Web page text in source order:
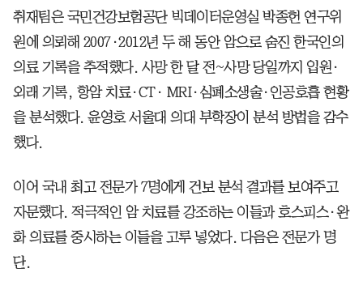
취재팀은 국민건강보험공단 빅데이터운영실 박종헌 연구위
원에 의뢰해 2007·2012년 두 해 동안 암으로 숨진 한국인의
의료 기록을 추적했다. 사망 한 달 전~사망 당일까지 입원·
외래 기록, 항암 치료·CT· MRI·심폐소생술·인공호흡 현황
을 분석했다. 윤영호 서울대 의대 부학장이 분석 방법을 감수
했다.
이어 국내 최고 전문가 7명에게 건보 분석 결과를 보여주고
자문했다. 적극적인 암 치료를 강조하는 이들과 호스피스·완
화 의료를 중시하는 이들을 고루 넣었다. 다음은 전문가 명
단.